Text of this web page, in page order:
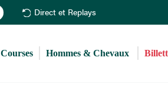
Direct et Replays
Courses Hommes & Chevaux